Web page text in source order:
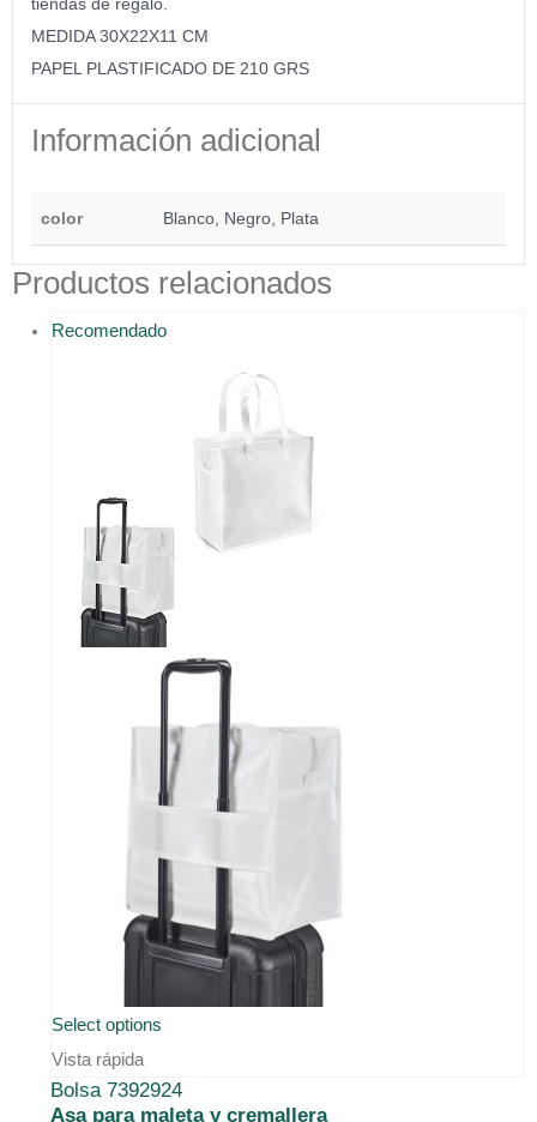
tiendas de regalo.
MEDIDA 30X22X11 CM
PAPEL PLASTIFICADO DE 210 GRS
Información adicional
color Blanco, Negro, Plata
Productos relacionados
Recomendado
Select options
Vista rápida
Bolsa 7392924
Asa para maleta y cremallera